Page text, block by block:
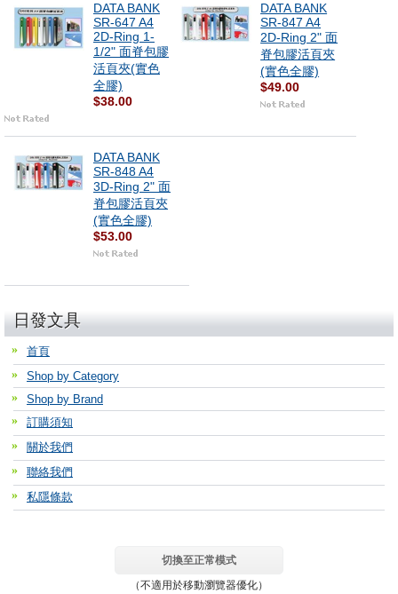
DATA BANK
SR-647 A4
2D-Ring 1-
1/2" 面脊包膠
活頁夾(實色
全膠)
$38.00
DATA BANK
SR-847 A4
2D-Ring 2" 面
脊包膠活頁夾
(實色全膠)
$49.00
DATA BANK
SR-848 A4
3D-Ring 2" 面
脊包膠活頁夾
(實色全膠)
$53.00
日發文具
首頁
Shop by Category
Shop by Brand
訂購須知
關於我們
聯絡我們
私隱條款
切換至正常模式
（不適用於移動瀏覽器優化）